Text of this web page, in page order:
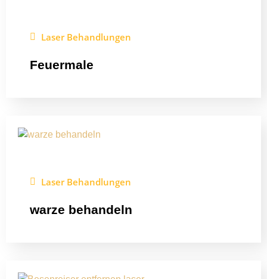
Laser Behandlungen
Feuermale
Laser Behandlungen
warze behandeln